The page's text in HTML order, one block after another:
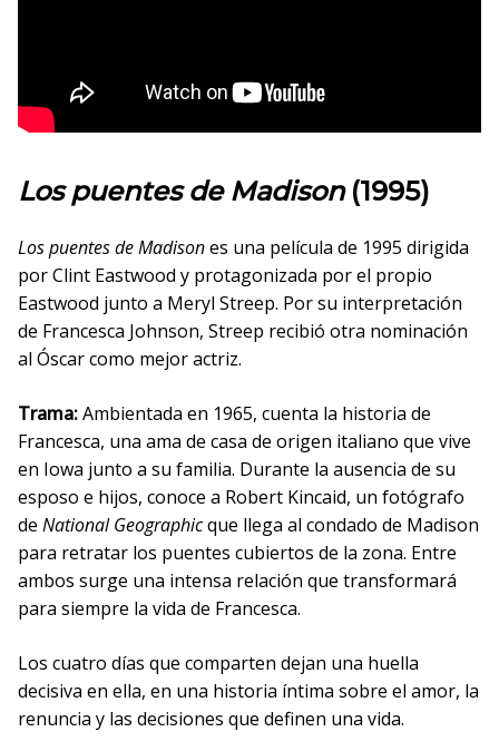
Los puentes de Madison (1995)
Los puentes de Madisones una película de 1995 dirigida
por Clint Eastwood y protagonizada por el propio
Eastwood junto a Meryl Streep. Por su interpretación
de Francesca Johnson, Streep recibió otra nominación
al Óscar como mejor actriz.
Trama:Ambientada en 1965, cuenta la historia de
Francesca, una ama de casa de origen italiano que vive
en Iowa junto a su familia. Durante la ausencia de su
esposo e hijos, conoce a Robert Kincaid, un fotógrafo
de National Geographicque llega al condado de Madison
para retratar los puentes cubiertos de la zona. Entre
ambos surge una intensa relación que transformará
para siempre la vida de Francesca.
Los cuatro días que comparten dejan una huella
decisiva en ella, en una historia íntima sobre el amor, la
renuncia y las decisiones que definen una vida.